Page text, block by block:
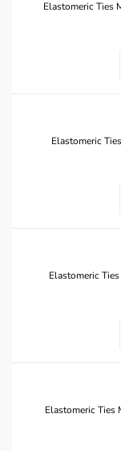
Elastomeric Ties
Elastomeric
Elastomeric
Elastomeric Ties